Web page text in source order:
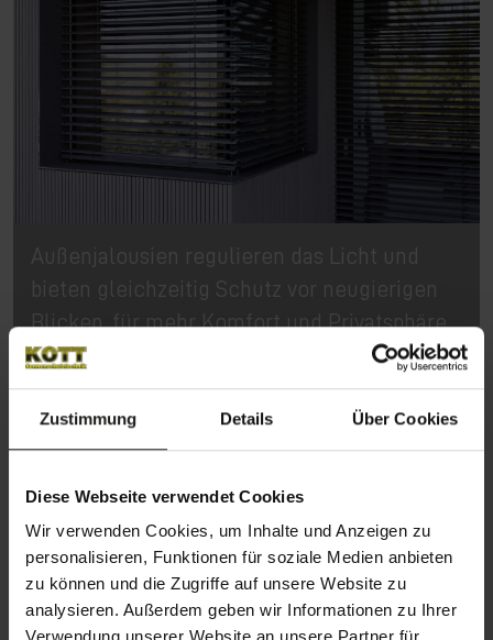
Zustimmung Details Über Cookies
Diese Webseite verwendet Cookies
Wir verwenden Cookies, um Inhalte und Anzeigen zu
personalisieren, Funktionen für soziale Medien anbieten
zu können und die Zugriffe auf unsere Website zu
analysieren. Außerdem geben wir Informationen zu Ihrer
Außenjalousien regulieren das Licht und
bieten gleichzeitig Schutz vor neugierigen
Blicken, für mehr Komfort und Privatsphäre.